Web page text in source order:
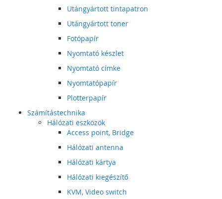
Utángyártott tintapatron
Utángyártott toner
Fotópapír
Nyomtató készlet
Nyomtató címke
Nyomtatópapír
Plotterpapír
Számítástechnika
Hálózati eszközök
Access point, Bridge
Hálózati antenna
Hálózati kártya
Hálózati kiegészítő
KVM, Video switch